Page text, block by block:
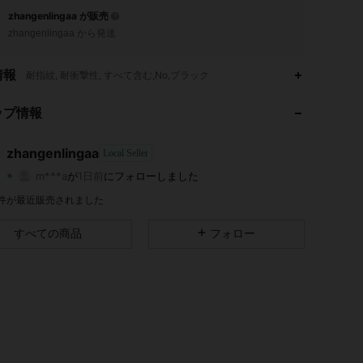
zhangenlingaa が販売
zhangenlingaa から発送
耐指紋, 耐衝撃性, すべて含む,No,ブラック
プ情報
zhangenlingaa Local Seller
4.52
4.52
1.6K 14
m***a が1日前
4.52 1.6K 商品 14フォロワー
4.52 1.6K
が最近販売されました
すべての商品 フォロー